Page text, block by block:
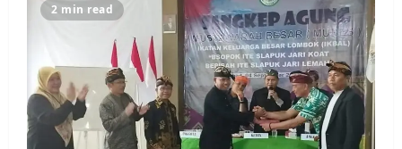
2 min read
3
Datangi Pemko Batam, Warga
Rempang Protes Lahan Mereka
Diambil untuk Sekolah Rakyat
JULI 21, 2026 0